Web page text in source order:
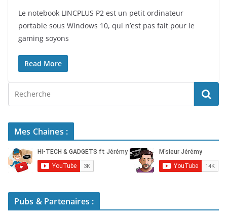
Le notebook LINCPLUS P2 est un petit ordinateur
portable sous Windows 10, qui n’est pas fait pour le
gaming soyons
Read More
Mes Chaines :
Pubs & Partenaires :